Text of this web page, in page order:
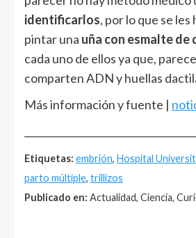
identificarlos, por lo que se
pintar una uña con esmalte
cada uno de ellos ya que,
comparten ADN y huellas
Más información y fuente |
Etiquetas: embrión, Hospital
parto múltiple, trillizos
Publicado en: Actualidad, Ciencia,